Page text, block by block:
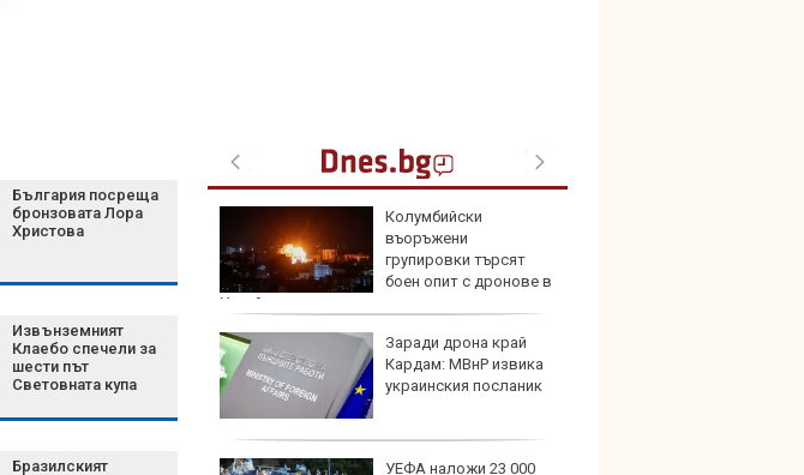
България посреща
бронзовата Лора
Христова
Извънземният
Клаебо спечели за
шести път
Световната купа
Бразилският
Украйна отрече
умишлено да е
България
18-годишен уби чичо
си с дървен кол в
Димитровградско
Жегата натоварва
Колумбийски
въоръжени
групировки търсят
боен опит с дронове в
Украйна
Заради дрона край
Кардам: МВнР извика
украинския посланик
УЕФА наложи 23 000